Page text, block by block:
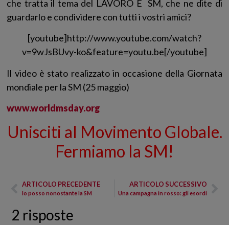
che tratta il tema del LAVORO E SM, che ne dite di
guardarlo e condividere con tutti i vostri amici?
[youtube]http://www.youtube.com/watch?
v=9wJsBUvy-ko&feature=youtu.be[/youtube]
Il video è stato realizzato in occasione della Giornata
mondiale per la SM (25 maggio)
www.worldmsday.org
Unisciti al Movimento Globale.
Fermiamo la SM!
ARTICOLO PRECEDENTE
Io posso nonostante la SM
ARTICOLO SUCCESSIVO
Una campagna in rosso: gli esordi
2 risposte